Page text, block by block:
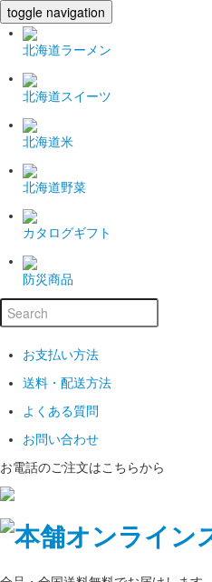
toggle navigation
北海道ラーメン
北海道スイーツ
北海道米
北海道野菜
カタログギフト
防災商品
お支払い方法
送料・配送方法
よくある質問
お問い合わせ
お電話のご注文はこちらから